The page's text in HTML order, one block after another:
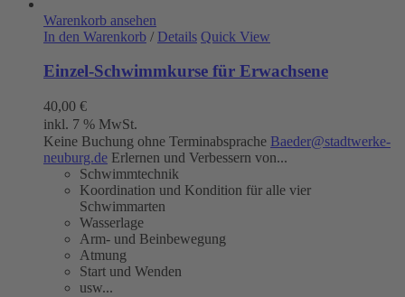
Warenkorb ansehen
In den Warenkorb / Details Quick View
Einzel-Schwimmkurse für Erwachsene
40,00 €
inkl. 7 % MwSt.
Keine Buchung ohne Terminabsprache Baeder@stadtwerke-
neuburg.de Erlernen und Verbessern von...
Schwimmtechnik
Koordination und Kondition für alle vier
Schwimmarten
Wasserlage
Arm- und Beinbewegung
Atmung
Start und Wenden
usw...